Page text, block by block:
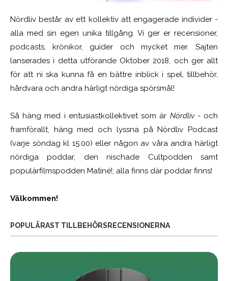
Nördliv består av ett kollektiv att engagerade individer -
alla med sin egen unika tillgång. Vi ger er recensioner,
podcasts, krönikor, guider och mycket mer. Sajten
lanserades i detta utförande Oktober 2018, och ger allt
för att ni ska kunna få en bättre inblick i spel, tillbehör,
hårdvara och andra härligt nördiga spörsmål!
Så häng med i entusiastkollektivet som är Nördliv- och
framförallt, häng med och lyssna på Nördliv Podcast
(varje söndag kl 15.00) eller någon av våra andra härligt
nördiga poddar, den nischade Cultpodden samt
populärfilmspodden Matiné!; alla finns där poddar finns!
Välkommen!
POPULÄRAST TILLBEHÖRSRECENSIONERNA